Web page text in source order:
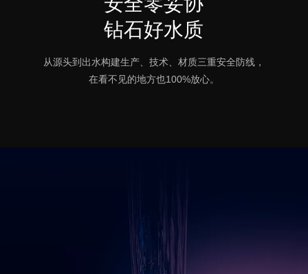
钻石好水质
从源头到出水构建生产、技术、材质三重安全防线，
在看不见的地方也100%放心。